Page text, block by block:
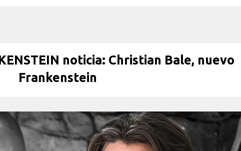
noticia: Christian Bale, nuevo
Frankenstein